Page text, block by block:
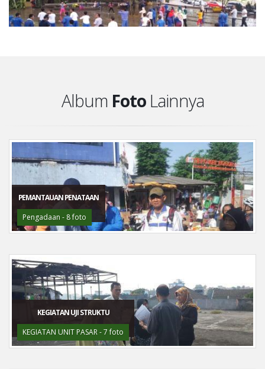
Album FotoLainnya
PEMANTAUAN PENATAAN
Pengadaan - 8 foto
KEGIATAN UJI STRUKTU
KEGIATAN UNIT PASAR - 7 foto